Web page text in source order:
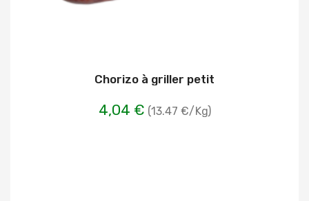
Chorizo à griller petit
4,04 € (13.47 €/Kg)